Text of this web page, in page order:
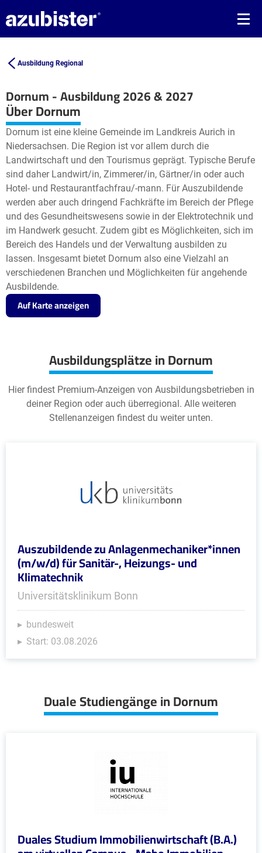
Ausbildung Regional
Dornum - Ausbildung 2026 & 2027
+
−
Leaflet| ©OpenStreetMap2
Über Dornum
Dornum ist eine kleine Gemeinde im Landkreis Aurich in
Niedersachsen. Die Region ist vor allem durch die
Landwirtschaft und den Tourismus geprägt. Typische Berufe
sind daher Landwirt/in, Zimmerer/in, Gärtner/in oder auch
Hotel- und Restaurantfachfrau/-mann. Für Auszubildende
werden aber auch dringend Fachkräfte im Bereich der Pflege
und des Gesundheitswesens sowie in der Elektrotechnik und
im Handwerk gesucht. Zudem gibt es Möglichkeiten, sich im
Bereich des Handels und der Verwaltung ausbilden zu
lassen. Insgesamt bietet Dornum also eine Vielzahl an
verschiedenen Branchen und Möglichkeiten für angehende
Ausbildende.
Auf Karte anzeigen
Ausbildungsplätze in Dornum
Hier findest Premium-Anzeigen von Ausbildungsbetrieben in
deiner Region oder auch überregional. Alle weiteren
Stellenanzeigen findest du weiter unten.
Auszubildende zu Anlagenmechaniker*innen
(m/w/d) für Sanitär-, Heizungs- und
Klimatechnik
Universitätsklinikum Bonn
bundesweit
Start: 03.08.2026
Duale Studiengänge in Dornum
Duales Studium Immobilienwirtschaft (B.A.)